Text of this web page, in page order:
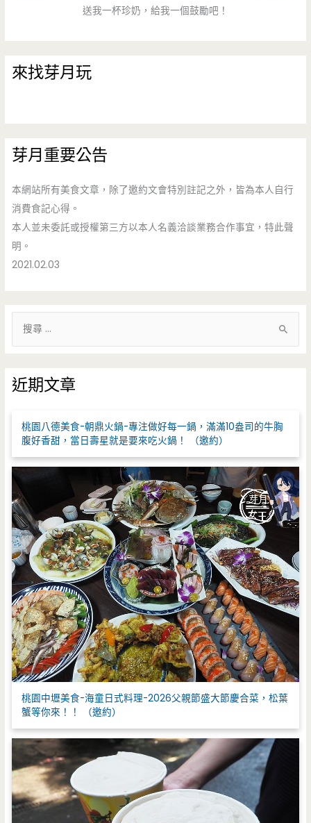
送我一杯珍奶，給我一個鼓勵吧！
來找芽月玩
芽月重要公告
本網站所有美食文章，除了邀約文會特別註記之外，皆為本人自行
消費食記心得。
本人並未委託或授權第三方以本人名義洽談業務合作事宜，特此聲
明。
2021.02.03
鍵
字
近期文章
桃園八德美食-朝鼎火鍋-專注做好每一鍋，滿滿10盎司的牛胸
腹好香甜，當日壽星就是要來吃火鍋！ （邀約）
桃園中壢美食-海童日式料理-2026父親節盛大節慶合菜，松葉
蟹等你來！！ （邀約）